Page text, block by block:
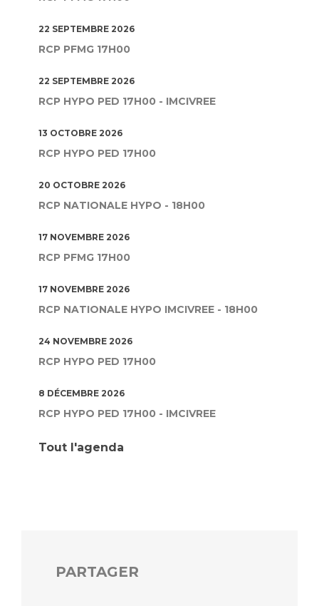
22 SEPTEMBRE 2026
RCP PFMG 17H00
22 SEPTEMBRE 2026
RCP HYPO PED 17H00 - IMCIVREE
13 OCTOBRE 2026
RCP HYPO PED 17H00
20 OCTOBRE 2026
RCP NATIONALE HYPO - 18H00
17 NOVEMBRE 2026
RCP PFMG 17H00
17 NOVEMBRE 2026
RCP NATIONALE HYPO IMCIVREE - 18H00
24 NOVEMBRE 2026
RCP HYPO PED 17H00
8 DÉCEMBRE 2026
RCP HYPO PED 17H00 - IMCIVREE
Tout l'agenda
PARTAGER